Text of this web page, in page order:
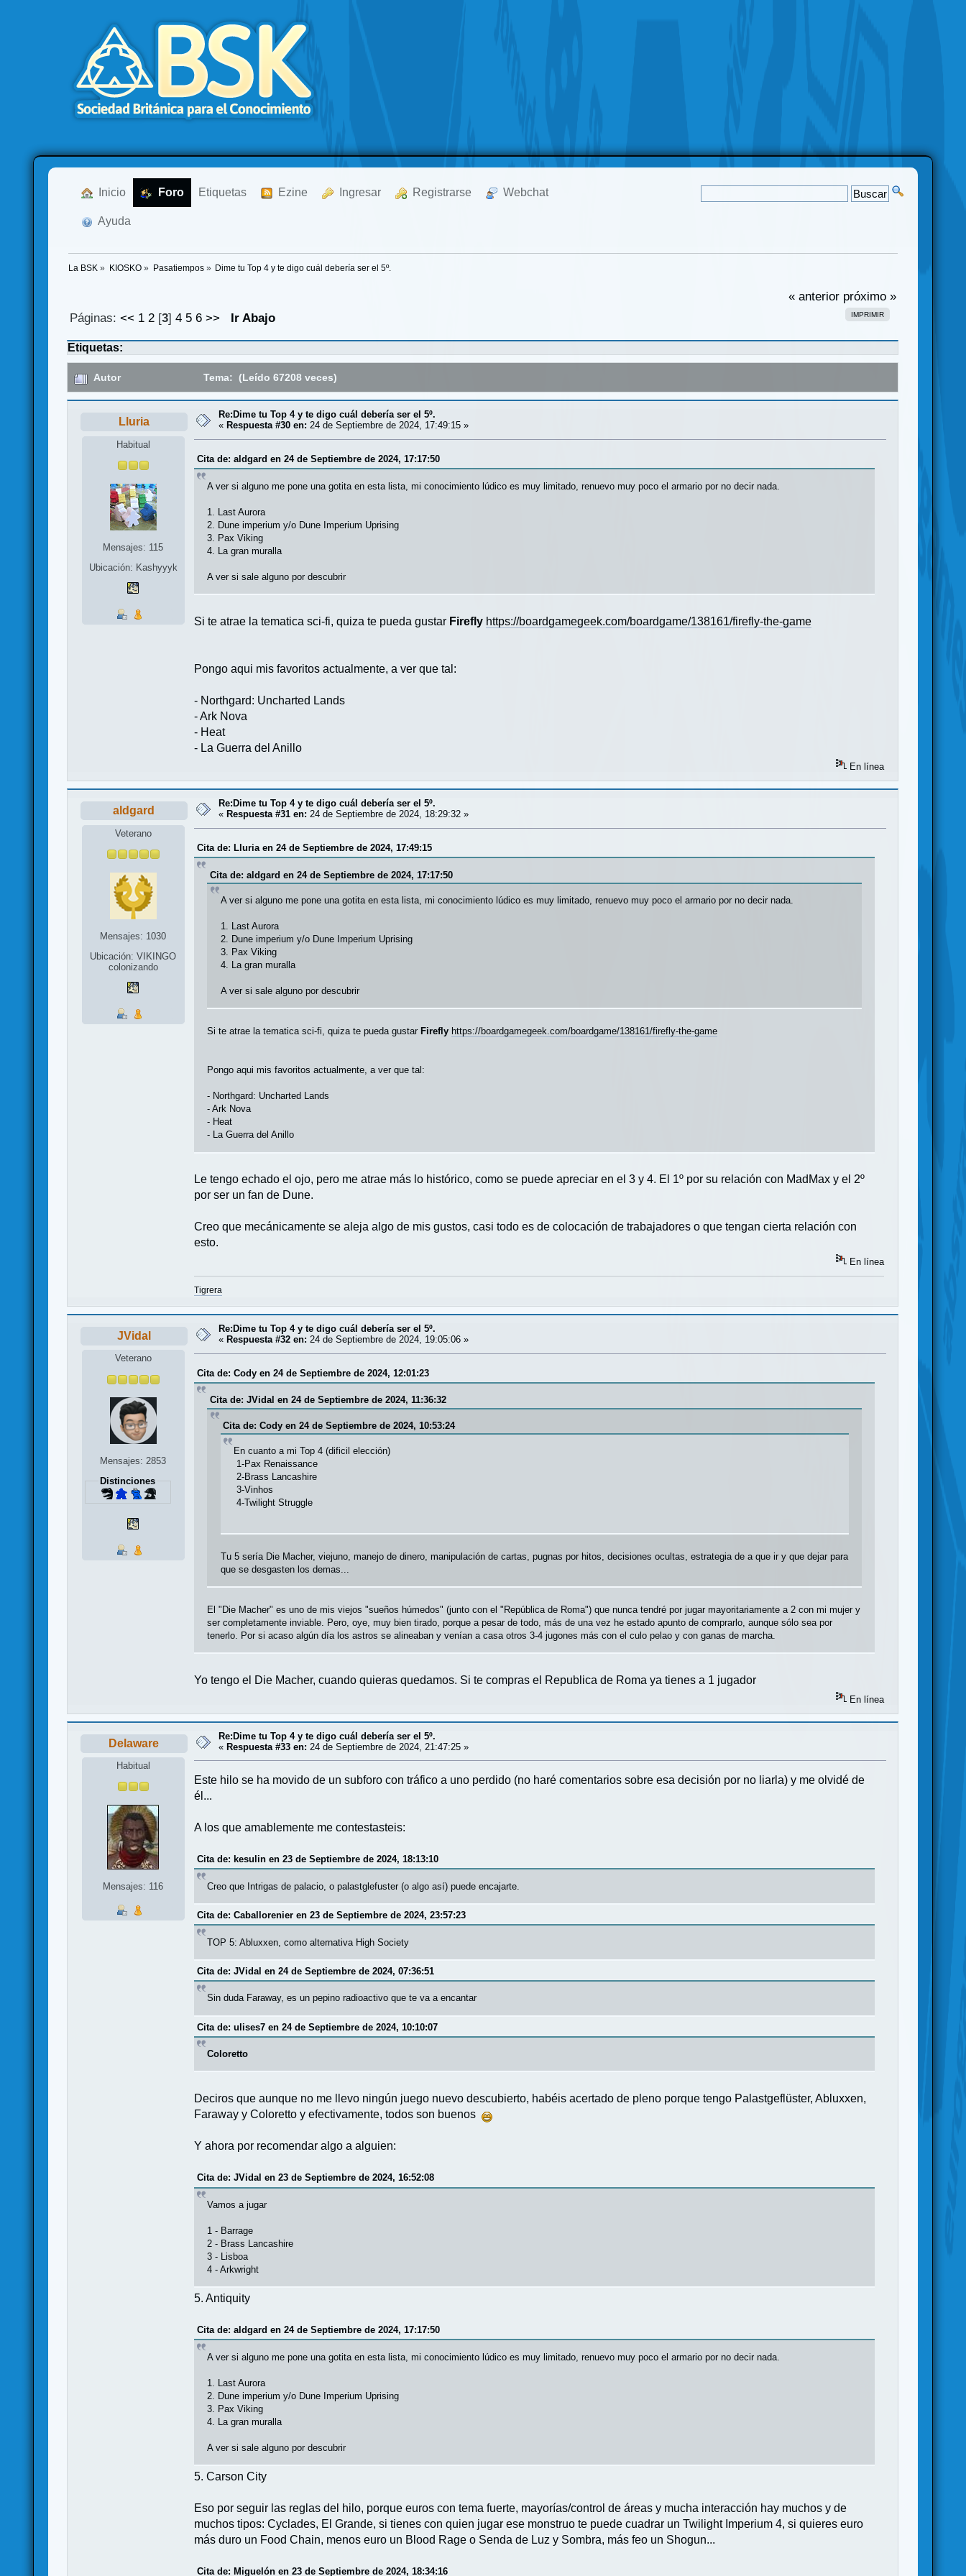
Inicio Foro Etiquetas Ezine Ingresar Registrarse Webchat
Ayuda
La BSK » KIOSKO» Pasatiempos» Dime tu Top 4 y te digo cuál debería ser el 5º.
« anterior próximo »
IMPRIMIR
Páginas: << 1 2[3] 4 5 6 >> Ir Abajo
Etiquetas:
Autor Tema: (Leído 67208 veces)
Lluria
Habitual
Mensajes: 115
Ubicación: Kashyyyk
Re:Dime tu Top 4 y te digo cuál debería ser el 5º.
« Respuesta #30 en: 24 de Septiembre de 2024, 17:49:15 »
Cita de: aldgard en 24 de Septiembre de 2024, 17:17:50
A ver si alguno me pone una gotita en esta lista, mi conocimiento lúdico es muy limitado, renuevo muy poco el armario por no decir nada.
1. Last Aurora
2. Dune imperium y/o Dune Imperium Uprising
3. Pax Viking
4. La gran muralla
A ver si sale alguno por descubrir
Si te atrae la tematica sci-fi, quiza te pueda gustar Firefly https://boardgamegeek.com/boardgame/138161/firefly-the-game
Pongo aqui mis favoritos actualmente, a ver que tal:
- Northgard: Uncharted Lands
- Ark Nova
- Heat
- La Guerra del Anillo
En línea
aldgard
Veterano
Mensajes: 1030
Ubicación: VIKINGO
colonizando
Re:Dime tu Top 4 y te digo cuál debería ser el 5º.
« Respuesta #31 en: 24 de Septiembre de 2024, 18:29:32 »
Cita de: Lluria en 24 de Septiembre de 2024, 17:49:15
Cita de: aldgard en 24 de Septiembre de 2024, 17:17:50
A ver si alguno me pone una gotita en esta lista, mi conocimiento lúdico es muy limitado, renuevo muy poco el armario por no decir nada.
1. Last Aurora
2. Dune imperium y/o Dune Imperium Uprising
3. Pax Viking
4. La gran muralla
A ver si sale alguno por descubrir
Si te atrae la tematica sci-fi, quiza te pueda gustar Firefly https://boardgamegeek.com/boardgame/138161/firefly-the-game
Pongo aqui mis favoritos actualmente, a ver que tal:
- Northgard: Uncharted Lands
- Ark Nova
- Heat
- La Guerra del Anillo
Le tengo echado el ojo, pero me atrae más lo histórico, como se puede apreciar en el 3 y 4. El 1º por su relación con MadMax y el 2º
por ser un fan de Dune.
Creo que mecánicamente se aleja algo de mis gustos, casi todo es de colocación de trabajadores o que tengan cierta relación con
esto.
En línea
Tigrera
JVidal
Veterano
Mensajes: 2853
Distinciones
Re:Dime tu Top 4 y te digo cuál debería ser el 5º.
« Respuesta #32 en: 24 de Septiembre de 2024, 19:05:06 »
Cita de: Cody en 24 de Septiembre de 2024, 12:01:23
Cita de: JVidal en 24 de Septiembre de 2024, 11:36:32
Cita de: Cody en 24 de Septiembre de 2024, 10:53:24
En cuanto a mi Top 4 (dificil elección)
1-Pax Renaissance
2-Brass Lancashire
3-Vinhos
4-Twilight Struggle
Tu 5 sería Die Macher, viejuno, manejo de dinero, manipulación de cartas, pugnas por hitos, decisiones ocultas, estrategia de a que ir y que dejar para
que se desgasten los demas...
El "Die Macher" es uno de mis viejos "sueños húmedos" (junto con el "República de Roma") que nunca tendré por jugar mayoritariamente a 2 con mi mujer y
ser completamente inviable. Pero, oye, muy bien tirado, porque a pesar de todo, más de una vez he estado apunto de comprarlo, aunque sólo sea por
tenerlo. Por si acaso algún día los astros se alineaban y venían a casa otros 3-4 jugones más con el culo pelao y con ganas de marcha.
Yo tengo el Die Macher, cuando quieras quedamos. Si te compras el Republica de Roma ya tienes a 1 jugador
En línea
Delaware
Habitual
Mensajes: 116
Re:Dime tu Top 4 y te digo cuál debería ser el 5º.
«Respuesta #33 en: 24 de Septiembre de 2024, 21:47:25 »
Este hilo se ha movido de un subforo con tráfico a uno perdido (no haré comentarios sobre esa decisión por no liarla) y me olvidé de
él...
A los que amablemente me contestasteis:
Cita de: kesulin en 23 de Septiembre de 2024, 18:13:10
Creo que Intrigas de palacio, o palastglefuster (o algo así) puede encajarte.
Cita de: Caballorenier en 23 de Septiembre de 2024, 23:57:23
TOP 5: Abluxxen, como alternativa High Society
Cita de: JVidal en 24 de Septiembre de 2024, 07:36:51
Sin duda Faraway, es un pepino radioactivo que te va a encantar
Cita de: ulises7 en 24 de Septiembre de 2024, 10:10:07
Coloretto
Deciros que aunque no me llevo ningún juego nuevo descubierto, habéis acertado de pleno porque tengo Palastgeflüster, Abluxxen,
Faraway y Coloretto y efectivamente, todos son buenos
Y ahora por recomendar algo a alguien:
Cita de: JVidal en 23 de Septiembre de 2024, 16:52:08
Vamos a jugar
1 - Barrage
2 - Brass Lancashire
3 - Lisboa
4 - Arkwright
5. Antiquity
Cita de: aldgard en 24 de Septiembre de 2024, 17:17:50
A ver si alguno me pone una gotita en esta lista, mi conocimiento lúdico es muy limitado, renuevo muy poco el armario por no decir nada.
1. Last Aurora
2. Dune imperium y/o Dune Imperium Uprising
3. Pax Viking
4. La gran muralla
A ver si sale alguno por descubrir
5. Carson City
Eso por seguir las reglas del hilo, porque euros con tema fuerte, mayorías/control de áreas y mucha interacción hay muchos y de
muchos tipos: Cyclades, El Grande, si tienes con quien jugar ese monstruo te puede cuadrar un Twilight Imperium 4, si quieres euro
más duro un Food Chain, menos euro un Blood Rage o Senda de Luz y Sombra, más feo un Shogun...
Cita de: Miguelón en 23 de Septiembre de 2024, 18:34:16